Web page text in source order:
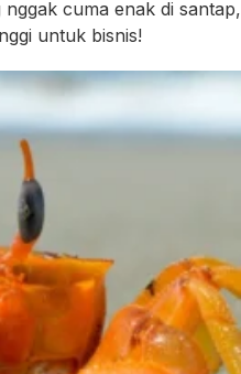
cuma enak di santap,
untuk bisnis!